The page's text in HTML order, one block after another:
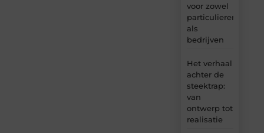
voor zowel
particulieren
als
bedrijven
Het verhaal
achter de
steektrap:
van
ontwerp tot
realisatie